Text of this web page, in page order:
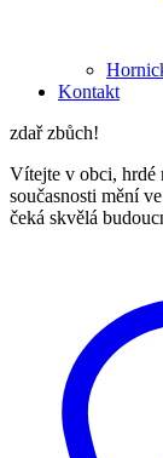
Kontakt
zdař zbůch!
Vítejte v obci, hrdé
současnosti mění
čeká skvělá